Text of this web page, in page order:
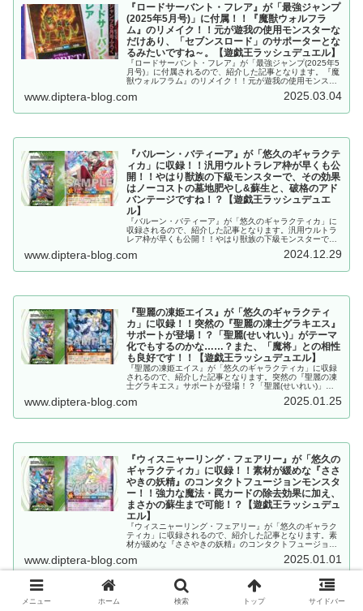
『ロードサーバント・フレア』が「最強ジャンプ
(2025年5月号)」に付属！！『魔獣ウォルフラ
ム』のリメイク！！元が遊我の使用モンスターな
だけあり、「セブンスロード」のサポーターとな
るみたいですね～。【遊戯王ラッシュデュエル】
『ロードサーバント・フレア』が「最強ジャンプ(2025年5
月号)」に付属されるので、紹介した記事となります。『魔
獣ウォルフラム』のリメイク！！元が遊我の使用モンスタ
たいですね～。【遊戯王ラッシュデュエル】
www.diptera-blog.com 2025.03.04
『バルーン・バティーア』が「悠久のギャラクテ
ィカ」に収録！！汎用ウルトラレア枠が早くも公
開！！やはり獣族の下級モンスターで、その効果
はノーコストの墓地肥やし&蘇生と、破格のアド
バンテージですね！？【遊戯王ラッシュデュエ
ル】
『バルーン・バティーア』が「悠久のギャラクティカ」に
収録されるので、紹介した記事となります。汎用ウルトラ
レア枠が早くも公開！！やはり獣族の下級モンスターで、
バンテージですね！？【遊戯王ラッシュデュエル】
www.diptera-blog.com 2024.12.29
『聖麗の凍姫エイス』が「悠久のギャラクティ
カ」に収録！！突然の『聖麗の凍士グラキエス』
サポートが登場！？「聖麗(せいれい)」がテーマ
化でもするのかな……？また、「魔将」との相性
も良好です！！【遊戯王ラッシュデュエル】
『聖麗の凍姫エイス』が「悠久のギャラクティカ」に収録
されるので、紹介した記事となります。突然の『聖麗の凍
士グラキエス』サポートが登場！？「聖麗(せいれい)」が
良好です！！【遊戯王ラッシュデュエル】
www.diptera-blog.com 2025.01.25
『ウィスニャーリング・フェアリー』が「悠久の
ギャラクティカ」に収録！！素材が緩めな『ささ
やきの妖精』のコンタクトフュージョンモンスタ
ー！！強力な魔法・罠カードの除去効果に加え、
まさかの蘇生まで可能！？【遊戯王ラッシュデュ
エル】
『ウィスニャーリング・フェアリー』が「悠久のギャラク
ティカ」に収録されるので、紹介した記事となります。素
材が緩めな『ささやきの妖精』のコンタクトフュージョン
まさかの蘇生まで可能！？【遊戯王ラッシュデュエル】
www.diptera-blog.com 2025.01.01
メニュー ホーム 検索 トップ サイドバー